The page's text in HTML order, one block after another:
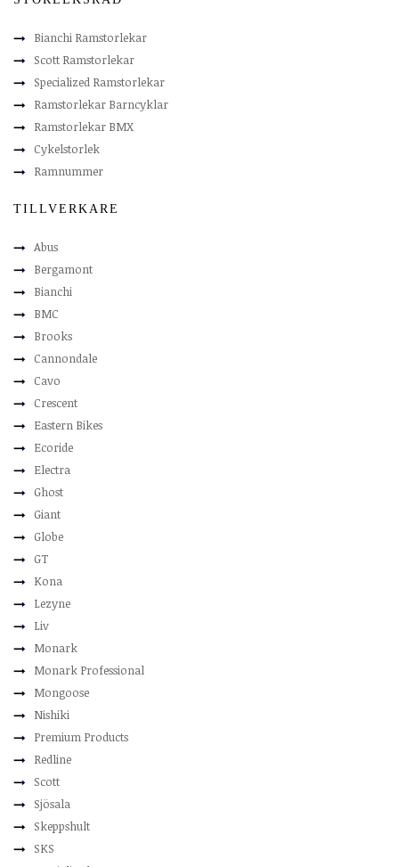
Bianchi Ramstorlekar
Scott Ramstorlekar
Specialized Ramstorlekar
Ramstorlekar Barncyklar
Ramstorlekar BMX
Cykelstorlek
Ramnummer
TILLVERKARE
Abus
Bergamont
Bianchi
BMC
Brooks
Cannondale
Cavo
Crescent
Eastern Bikes
Ecoride
Electra
Ghost
Giant
Globe
GT
Kona
Lezyne
Liv
Monark
Monark Professional
Mongoose
Nishiki
Premium Products
Redline
Scott
Sjösala
Skeppshult
SKS